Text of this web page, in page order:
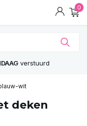
0
verstuurd
wit
deken